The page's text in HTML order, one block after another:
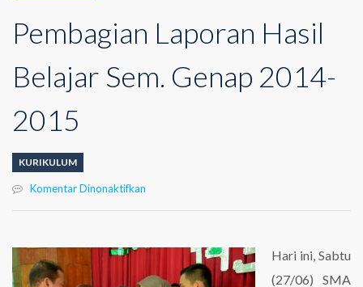
Pembagian Laporan Hasil
Belajar Sem. Genap 2014-
2015
KURIKULUM
Komentar Dinonaktifkan
Belajar
Hari ini, Sabtu
(27/06) SMA